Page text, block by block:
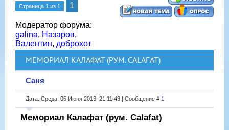
Страница 1 из 1 1
Модератор форума:
galina, Назаров,
Валентин, доброхот
МЕМОРИАЛ КАЛАФАТ (РУМ. СALAFAT)
Саня
Дата: Среда, 05 Июня 2013, 21:11:43 | Сообщение # 1
Мемориал Калафат (рум. Сalafat)